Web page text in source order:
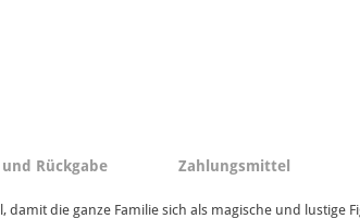
Rückgabe Zahlungsmittel
damit die ganze Familie sich als magische und lustige